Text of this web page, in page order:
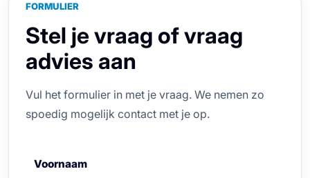
FORMULIER
Stel je vraag of vraag
advies aan
Vul het formulier in met je vraag. We nemen zo
spoedig mogelijk contact met je op.
Voornaam